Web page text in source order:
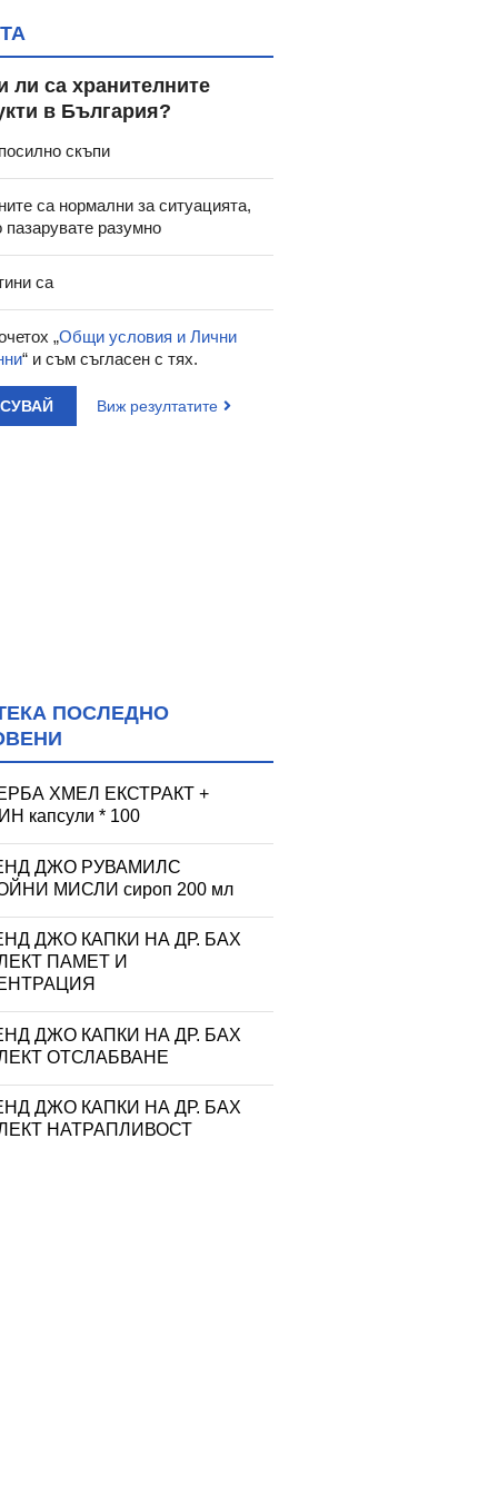
ли са хранителните
в България?
скъпи
са нормални за ситуацията,
пазарувате разумно
са
„Общи условия и Лични
“ и съм съгласен с тях.
Виж резултатите
ПОСЛЕДНО
ХМЕЛ ЕКСТРАКТ +
капсули * 100
ДЖО РУВАМИЛС
МИСЛИ сироп 200 мл
ДЖО КАПКИ НА ДР. БАХ
ПАМЕТ И
ДЖО КАПКИ НА ДР. БАХ
ОТСЛАБВАНЕ
ДЖО КАПКИ НА ДР. БАХ
НАТРАПЛИВОСТ